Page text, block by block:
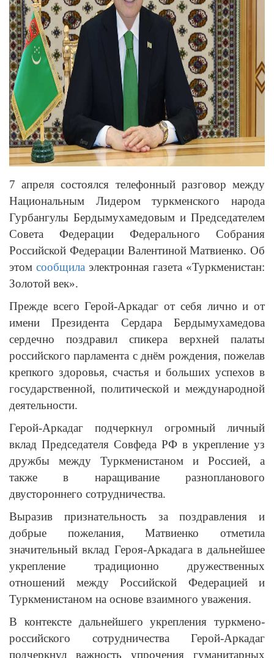
7 апреля состоялся телефонный разговор между
Национальным Лидером туркменского народа
Гурбангулы Бердымухамедовым и Председателем
Совета Федерации Федерального Собрания
Российской Федерации Валентиной Матвиенко. Об
этом сообщила электронная газета «Туркменистан:
Золотой век».
Прежде всего Герой-Аркадаг от себя лично и от
имени Президента Сердара Бердымухамедова
сердечно поздравил спикера верхней палаты
российского парламента с днём рождения, пожелав
крепкого здоровья, счастья и больших успехов в
государственной, политической и международной
деятельности.
Герой-Аркадаг подчерк­нул огромный личный
вклад Председателя Совфеда РФ в укрепление уз
дружбы между Туркменистаном и Россией, а
также в наращивание разнопланового
двустороннего сотрудничества.
Выразив признательность за поздравления и
добрые пожелания, Матвиенко отметила
значительный вклад Героя-Аркадага в дальнейшее
укрепление традиционно дружественных
отношений между Российской Федерацией и
Туркменистаном на основе взаимного уважения.
В контексте дальнейшего укрепления туркмено-
российского сотрудничества Герой-Аркадаг
подчеркнул важность упрочения гуманитарных